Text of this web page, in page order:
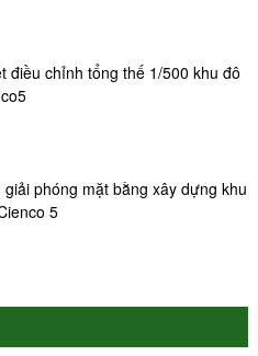
điều chỉnh tổng thế 1/500 khu đô
phóng mặt bằng xây dựng khu
5